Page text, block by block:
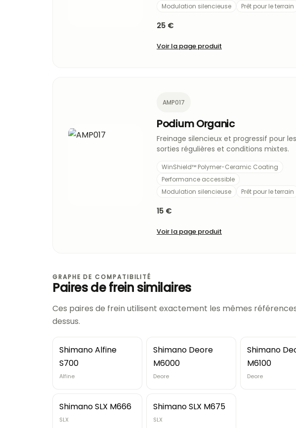
Modulation silencieuse
Prêt pour le terrain
25 €
Voir la page produit
AMP017
Podium Organic
Freinage silencieux et progressif pour les
sorties régulières et conditions mixtes.
WinShield™ Polymer-Ceramic Coating
Performance accessible
Modulation silencieuse
Prêt pour le terrain
15 €
Voir la page produit
GRAPHE DE COMPATIBILITÉ
Paires de frein similaires
Ces paires de frein utilisent exactement les mêmes
dessus.
Shimano Alfine
S700
Alfine
Shimano Deore
M6000
Deore
Shimano
M6100
Deore
Shimano SLX M666
SLX
Shimano SLX M675
SLX